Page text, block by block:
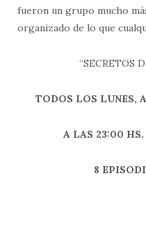
fueron un grupo mucho
organizado de lo que
“SECRETOS
TODOS LOS LUNES,
A LAS 23:00
8